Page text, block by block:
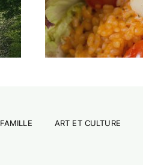
FAMILLE ART ET CULTURE